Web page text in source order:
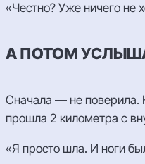
«Честно? Уже ничего не
А ПОТОМ
Сначала — не поверила.
прошла 2 километра с
«Я просто шла. И ноги